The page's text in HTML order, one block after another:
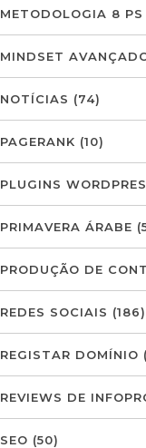
METODOLOGIA 8 PS
MINDSET
NOTÍCIAS (74)
PAGERANK (10)
PLUGINS
PRIMAVERA ÁRABE
PRODUÇÃO DE
REDES SOCIAIS (186)
REGISTAR DOMÍNIO
REVIEWS DE
SEO (50)